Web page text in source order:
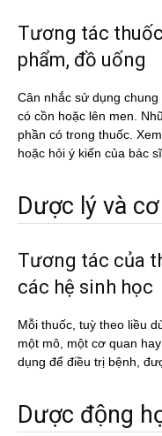
Tương tác
phẩm, đồ uống
Cân nhắc sử dụng
có cồn hoặc lên men.
phần có trong thuốc.
hoặc hỏi ý kiến của bác
Dược lý và
Tương tác của
các hệ sinh học
Mỗi thuốc, tuỳ theo liều
một mô, một cơ quan
dụng để điều trị bệnh,
Dược động